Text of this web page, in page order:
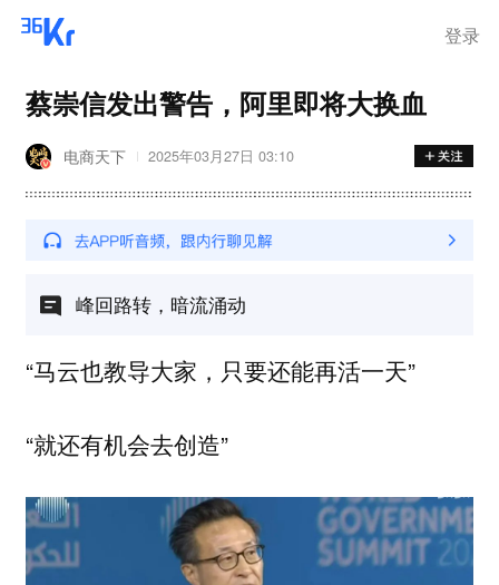
登录
蔡崇信发出警告，阿里即将大换血
电商天下 2025年03月27日 03:10
峰回路转，暗流涌动
“马云也教导大家，只要还能再活一天”
“就还有机会去创造”